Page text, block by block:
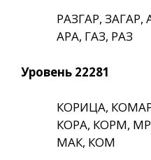
РАЗГАР, ЗАГАР,
АРА, ГАЗ, РАЗ
Уровень 22281
КОРИЦА,
КОРА, КОРМ,
МАК, КОМ